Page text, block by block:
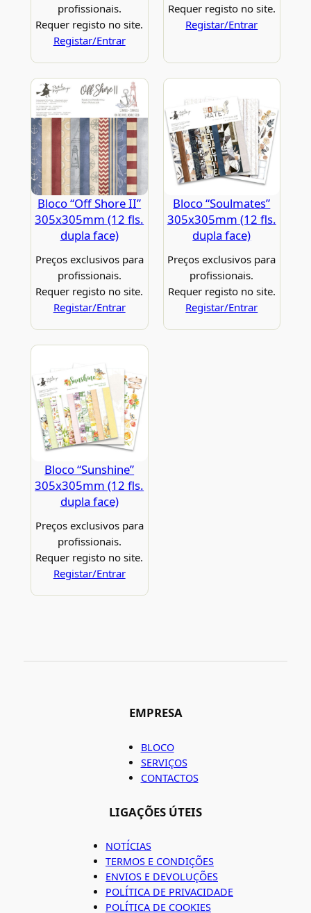
profissionais.
Requer registo no site.
Registar/Entrar
Requer registo no site.
Registar/Entrar
Bloco “Off Shore II”
305x305mm (12 fls.
dupla face)
Preços exclusivos para
profissionais.
Requer registo no site.
Registar/Entrar
Bloco “Soulmates”
305x305mm (12 fls.
dupla face)
Preços exclusivos para
profissionais.
Requer registo no site.
Registar/Entrar
Bloco “Sunshine”
305x305mm (12 fls.
dupla face)
Preços exclusivos para
profissionais.
Requer registo no site.
Registar/Entrar
EMPRESA
BLOCO
SERVIÇOS
CONTACTOS
LIGAÇÕES ÚTEIS
NOTÍCIAS
TERMOS E CONDIÇÕES
ENVIOS E DEVOLUÇÕES
POLÍTICA DE PRIVACIDADE
POLÍTICA DE COOKIES